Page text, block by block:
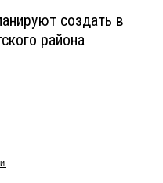
создать в
района